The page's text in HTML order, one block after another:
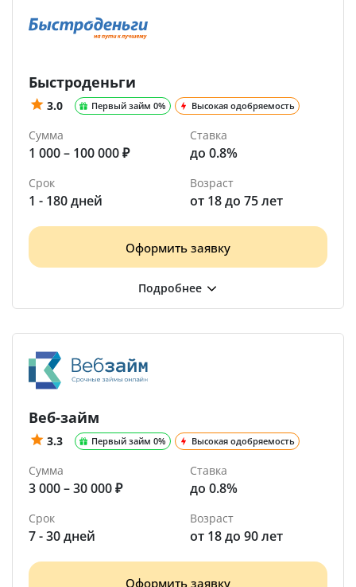
Быстроденьги
3.0 Первый займ 0% Высокая одобряемость
Сумма
1 000 – 100 000 ₽
Ставка
до 0.8%
Срок
1 - 180 дней
Возраст
от 18 до 75 лет
Оформить заявку
Веб-займ
3.3 Первый займ 0% Высокая одобряемость
Сумма
3 000 – 30 000 ₽
Ставка
до 0.8%
Срок
7 - 30 дней
Возраст
от 18 до 90 лет
Оформить заявку